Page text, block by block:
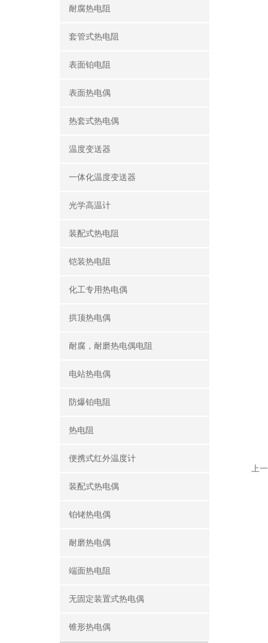
耐腐热电阻
套管式热电阻
表面铂电阻
表面热电偶
热套式热电偶
温度变送器
一体化温度变送器
光学高温计
装配式热电阻
铠装热电阻
化工专用热电偶
拱顶热电偶
耐腐，耐磨热电偶电阻
电站热电偶
防爆铂电阻
热电阻
便携式红外温度计
装配式热电偶
铂铑热电偶
耐磨热电偶
端面热电阻
无固定装置式热电偶
锥形热电偶
上